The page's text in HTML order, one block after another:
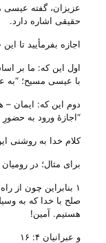
حقیقی اشاره دارد.
اجازه بفرمأیید تا
اول این که: ما بر
با عیسی مسیح؛ “به
دوم این که: ایمان
“اجازهٔ ورود به
کلام خدا به روشنی
برای مثال؛ در رومیان ۵: ۱
۱ بنابراین چون از
صلح با خدا که به
هستیم‌. آمین!
و عبرانیان ۴: ۱۶